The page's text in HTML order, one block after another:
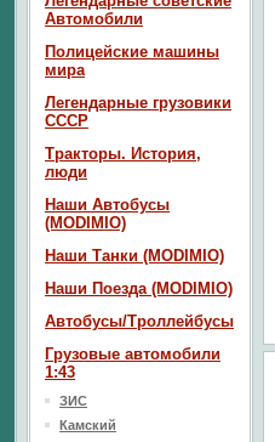
Автомобили
Полицейские машины
мира
Легендарные грузовики
СССР
Тракторы. История,
люди
Наши Автобусы
(MODIMIO)
Наши Танки (MODIMIO)
Наши Поезда (MODIMIO)
Автобусы/Троллейбусы
Грузовые автомобили
1:43
ЗИС
Камский